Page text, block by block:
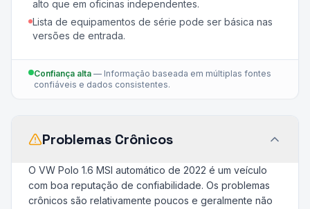
alto que em oficinas independentes.
Lista de equipamentos de série pode ser básica nas
versões de entrada.
Confiança alta — Informação baseada em múltiplas fontes
confiáveis e dados consistentes.
Problemas Crônicos
O VW Polo 1.6 MSI automático de 2022 é um veículo
com boa reputação de confiabilidade. Os problemas
crônicos são relativamente poucos e geralmente não